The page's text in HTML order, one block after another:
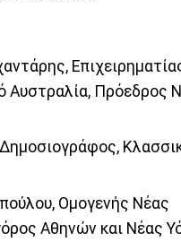
Αυστραλία, Πρόεδρος
Ομογενής Νέας
Αθηνών και Νέας